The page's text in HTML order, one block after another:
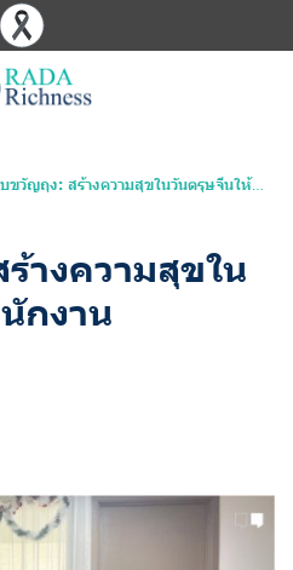
ขวัญถุง: สร้างความสุขในวันตรุษจีนให้พนักงาน
างความสุขใน
กงาน